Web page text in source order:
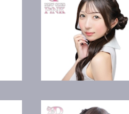
恋乃花 りり